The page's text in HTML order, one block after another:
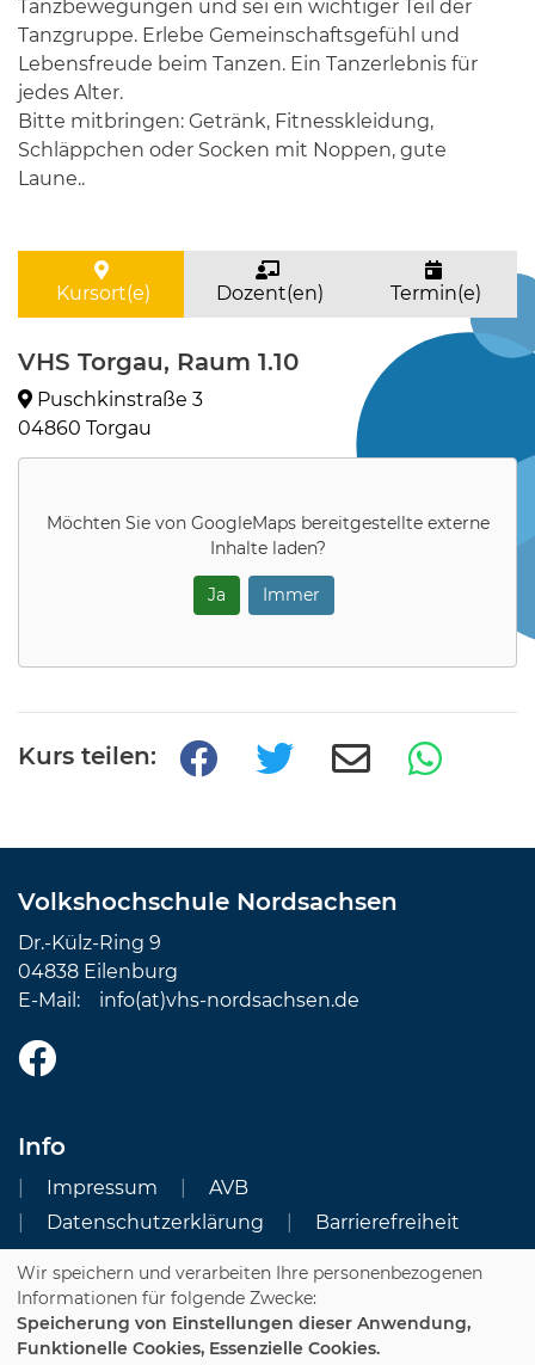
Tanzbewegungen und sei ein wichtiger Teil der
Tanzgruppe. Erlebe Gemeinschaftsgefühl und
Lebensfreude beim Tanzen. Ein Tanzerlebnis für
jedes Alter.
Bitte mitbringen: Getränk, Fitnesskleidung,
Schläppchen oder Socken mit Noppen, gute
Laune..
Kursort(e) Dozent(en) Termin(e)
VHS Torgau, Raum 1.10
Puschkinstraße 3
04860 Torgau
Möchten Sie von GoogleMapsbereitgestellte externe
Inhalte laden?
Ja Immer
Kurs teilen:
Volkshochschule Nordsachsen
Dr.-Külz-Ring 9
04838 Eilenburg
E-Mail: info(at)vhs-nordsachsen.de
Info
Impressum
AVB
Datenschutzerklärung
Barrierefreiheit
Cookie Einstellungen
Dozenten-Login
Wir speichern und verarbeiten Ihre personenbezogenen
Informationen für folgende Zwecke:
Speicherung von Einstellungen dieser Anwendung,
Funktionelle Cookies, Essenzielle Cookies.